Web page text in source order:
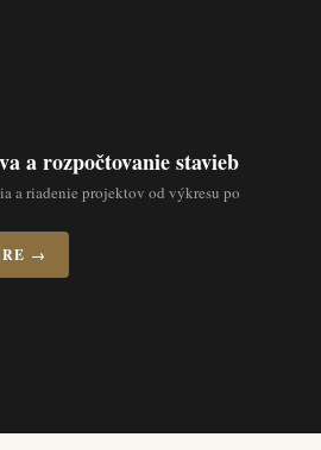
a rozpočtovanie stavieb
a riadenie projektov od výkresu po
→